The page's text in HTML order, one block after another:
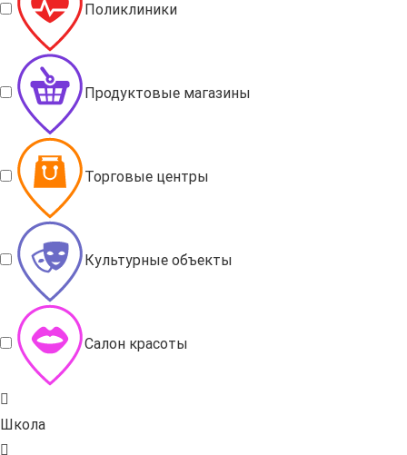
Поликлиники
Продуктовые магазины
Торговые центры
Культурные объекты
Салон красоты
Школа